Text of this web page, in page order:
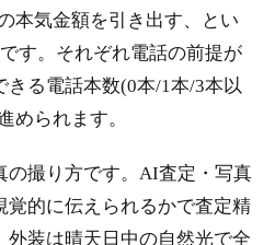
本気金額を引き出す、とい
す。それぞれ電話の前提が
る電話本数(0本/1本/3本以
められます。
の撮り方です。AI査定・写真
覚的に伝えられるかで査定精
外装は晴天日中の自然光で全